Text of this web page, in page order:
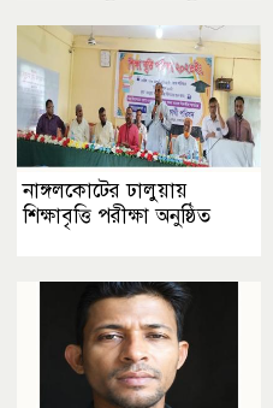
প্রতিমন্ত্রী
নাঙ্গলকোটের ঢালুয়ায়
শিক্ষাবৃত্তি পরীক্ষা অনুষ্ঠিত